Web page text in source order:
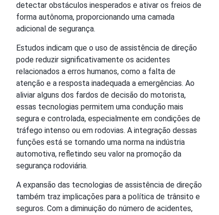
detectar obstáculos inesperados e ativar os freios de
forma autônoma, proporcionando uma camada
adicional de segurança.
Estudos indicam que o uso de assistência de direção
pode reduzir significativamente os acidentes
relacionados a erros humanos, como a falta de
atenção e a resposta inadequada a emergências. Ao
aliviar alguns dos fardos de decisão do motorista,
essas tecnologias permitem uma condução mais
segura e controlada, especialmente em condições de
tráfego intenso ou em rodovias. A integração dessas
funções está se tornando uma norma na indústria
automotiva, refletindo seu valor na promoção da
segurança rodoviária.
A expansão das tecnologias de assistência de direção
também traz implicações para a política de trânsito e
seguros. Com a diminuição do número de acidentes,